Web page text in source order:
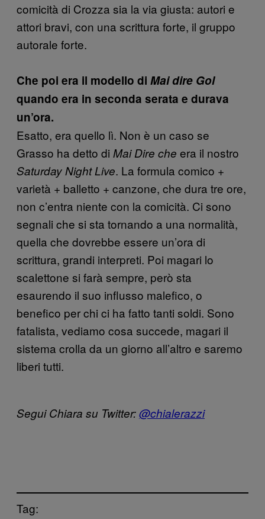
comicità di Crozza sia la via giusta: autori e
attori bravi, con una scrittura forte, il gruppo
autorale forte.
Che poi era il modello di Mai dire Gol
quando era in seconda serata e durava
un’ora.
Esatto, era quello lì. Non è un caso se
Grasso ha detto di Mai Dire che era il nostro
Saturday Night Live. La formula comico +
varietà + balletto + canzone, che dura tre ore,
non c’entra niente con la comicità. Ci sono
segnali che si sta tornando a una normalità,
quella che dovrebbe essere un’ora di
scrittura, grandi interpreti. Poi magari lo
scalettone si farà sempre, però sta
esaurendo il suo influsso malefico, o
benefico per chi ci ha fatto tanti soldi. Sono
fatalista, vediamo cosa succede, magari il
sistema crolla da un giorno all’altro e saremo
liberi tutti.
Segui Chiara su Twitter:@chialerazzi
Tag: